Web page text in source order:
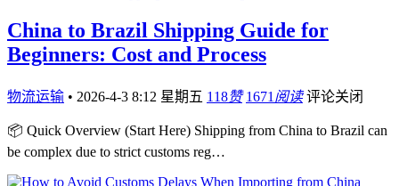
China to Brazil Shipping Guide for
Beginners: Cost and Process
物流运输 • 2026-4-3 8:12 星期五 118赞 1671 阅读 评论关闭
📦 Quick Overview (Start Here) Shipping from China to Brazil can
be complex due to strict customs reg…